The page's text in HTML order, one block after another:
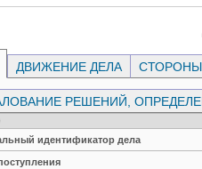
ДВИЖЕНИЕ ДЕЛА СТОРОНЫ
РЕШЕНИЙ,
идентификатор дела